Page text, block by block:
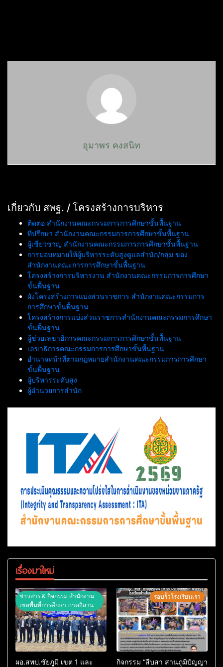
อุมาพร คงสนิท
เกี่ยวกับ สพฐ. / โครงสร้างการบริหาร
ติดต่อ สำนักงานคณะกรรมการการศึกษาขั้นพื้นฐาน
ที่ปรึกษา สำนักงานคณะกรรมการการศึกษาขั้นพื้นฐาน
ผู้เชี่ยวชาญ สำนักงานคณะกรรมการการศึกษาขั้นพื้นฐาน
การมอบหมายให้ผู้บริหารระดับสูงดูแลสำนัก/กลุ่ม ของ
สำนักงานคณะการการศึกษาขั้นพื้นฐาน
โครงสร้างการบริหารงาน สำนักงานคณะกรรมการการศึกษา
ขั้นพื้นฐาน
ผังโครงสร้างการแบ่งส่วนราชการ สำนักงานคณะกรรมการ
การศึกษาขั้นพื้นฐาน
โครงสร้างการแบ่งส่วนราชการสำนักงานคณะกรรมการศึกษา
ขั้นพื้นฐาน
ผู้ช่วยเลขาธิการคณะกรรมการการศึกษาขั้นพื้นฐาน
เลขาธิการคณะกรรมการการศึกษาขั้นพื้นฐาน
อำนาจหน้าที่ตามกฎหมายสำนักงานคณะกรรมการการศึกษา
ขั้นพื้นฐาน
ผู้บริหารระดับสูง
ผู้อำนวยการสำนัก
เรื่องมาใหม่
ข่าวสาร & กิจกรรม สำนักงาน
เขตพื้นที่การศึกษา ภาคอิสาน
ผอ.สพป.ชัยภูมิ เขต 1 และ
รอบรั้วโรงเรียนเรา
กิจกรรม “สืบสา สานภูมิปัญญา